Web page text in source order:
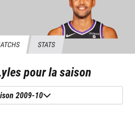
STATS
pour la saison
2009-10